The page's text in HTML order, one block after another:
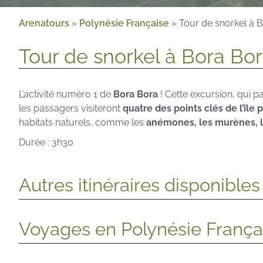
Arenatours » Polynésie Française » Tour de snorkel à
Tour de snorkel à Bora
L’activité numéro 1 de Bora Bora ! Cette excursion, qui
les passagers visiteront quatre des points clés de l’île
habitats naturels, comme les anémones, les murènes,
Durée : 3h30
Autres itinéraires
Voyages en Polynésie